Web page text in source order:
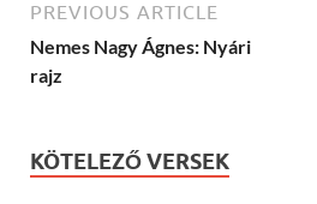
PREVIOUS ARTICLE
Nemes Nagy Ágnes: Nyári
rajz
KÖTELEZŐ VERSEK